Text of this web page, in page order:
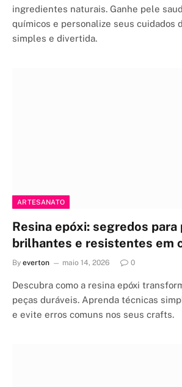
ingredientes naturais. Ganhe pele
químicos e personalize seus cuidados
simples e divertida.
ARTESANATO
Resina epóxi: segredos
brilhantes e resistentes em
By everton maio 14, 2026 0
Descubra como a resina epóxi
peças duráveis. Aprenda técnicas
e evite erros comuns nos seus crafts.